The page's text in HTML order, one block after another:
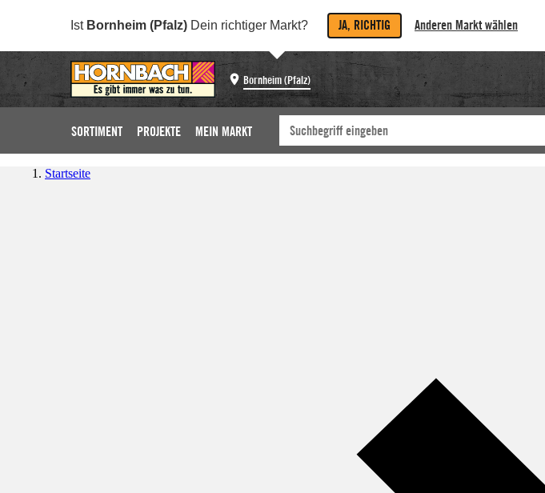
Ist Bornheim (Pfalz) Dein richtiger Markt? JA, RICHTIG Anderen Markt wählen
Bornheim (Pfalz)
SORTIMENT PROJEKTE MEIN MARKT
Startseite